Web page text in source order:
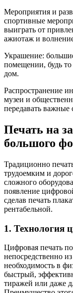
Мероприятия и
спортивные
выиграть от
ажиотаж и
Украшение:
помещении, будь
дом.
Распространение
музеи и
передавать
Печать на
большого
Традиционно
трудоемким и
сложного
появление
сделав печать
рентабельной.
1. Технология
Цифровая печать
непосредственно
необходимость в
быстрый,
тиражей или даже